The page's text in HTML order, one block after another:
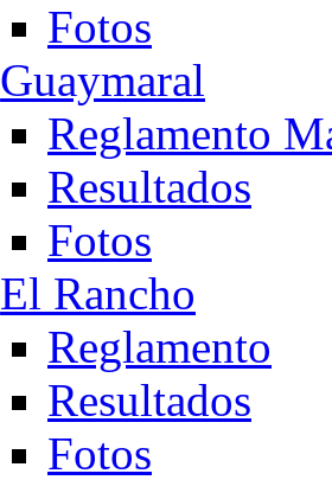
Fotos
Guaymaral
Reglamento
Resultados
Fotos
El Rancho
Reglamento
Resultados
Fotos